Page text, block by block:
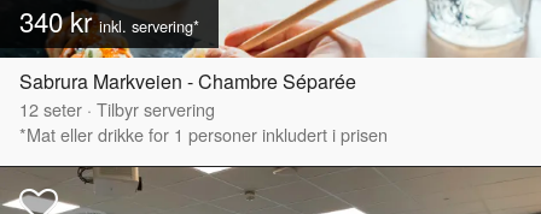
340 krinkl. servering*
Sabrura Markveien - Chambre Séparée
12seter · Tilbyr servering
*Mat eller drikke for 1 personer inkludert i prisen